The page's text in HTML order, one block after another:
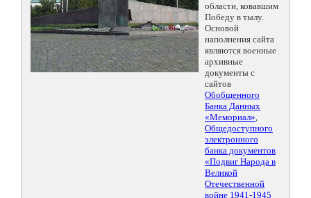
области, ковавшим
Победу в тылу.
Основой
наполнения сайта
являются военные
архивные
документы с
сайтов
Обобщенного
Банка Данных
«Мемориал»,
Общедоступного
электронного
банка документов
«Подвиг Народа в
Великой
Отечественной
войне 1941-1945